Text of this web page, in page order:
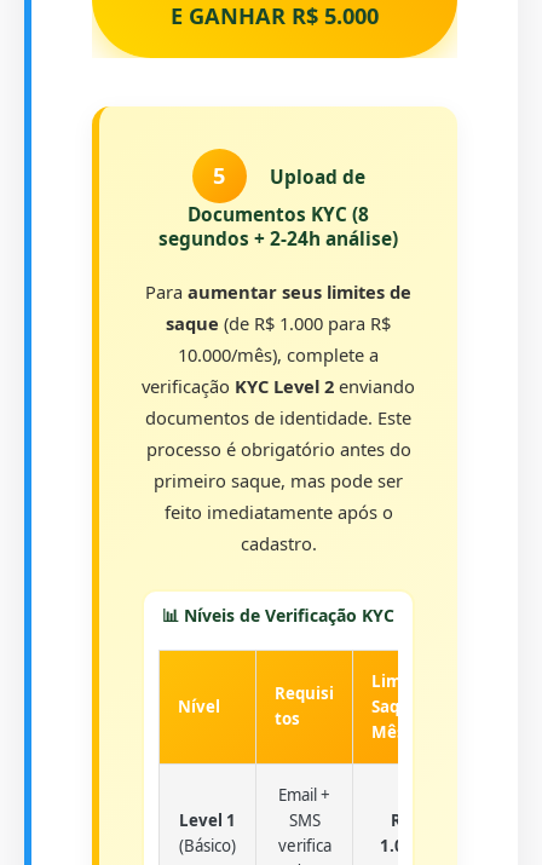
E GANHAR R$ 5.000
5
Upload de
Documentos KYC (8
segundos + 2-24h análise)
Para aumentar seus limites de
saque (de R$ 1.000 para R$
10.000/mês), complete a
verificação KYC Level 2 enviando
documentos de identidade. Este
processo é obrigatório antes do
primeiro saque, mas pode ser
feito imediatamente após o
cadastro.
📊 Níveis de Verificação KYC
Nível
Requisi
tos
Limite
Saque/
Mês
Level 1
(Básico)
Email +
SMS
verifica
R$
1.000